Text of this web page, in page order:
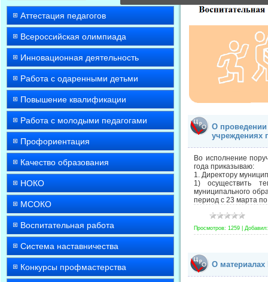
Аттестация педагогов
Всероссийская олимпиада
Инновационная деятельность
Работа с одаренными детьми
Повышение квалификации
Работа с молодыми педагогами
Профориентация
Качество образования
НОКО
МСОКО
Воспитательная работа
Система наставничества
Конкурсы профмастерства
О проведении
учреждениях
Во исполнение
года приказываю:
1. Директору
1) осуществить
муниципального
период с 23 марта
Просмотров: 1259 Добавил:
О материалах